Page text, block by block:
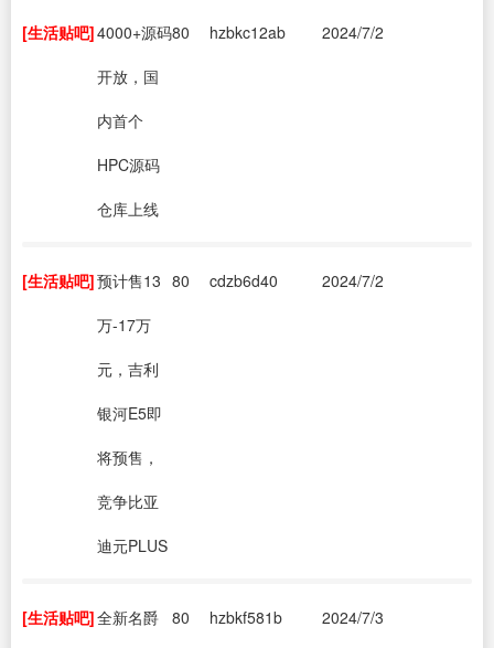
[生活贴吧]4000+源码
开放，国
内首个
HPC源码
仓库上线
80 hzbkc12ab 2024/7/2
[生活贴吧]预计售13
万-17万
元，吉利
银河E5即
将预售，
竞争比亚
迪元PLUS
80 cdzb6d40 2024/7/2
[生活贴吧]全新名爵
80 hzbkf581b 2024/7/3